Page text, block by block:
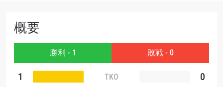
概要
勝利 - 1 敗戦 - 0
1 TKO 0
ハイライトを見る
名前（ローマ字で記入）